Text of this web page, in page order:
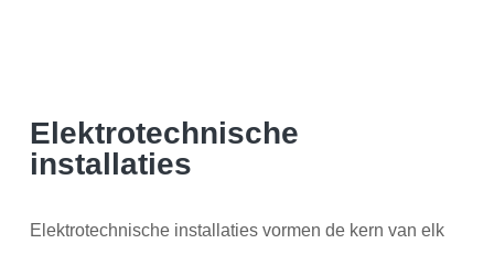
Elektrotechnische
installaties
Elektrotechnische installaties vormen de kern van elk